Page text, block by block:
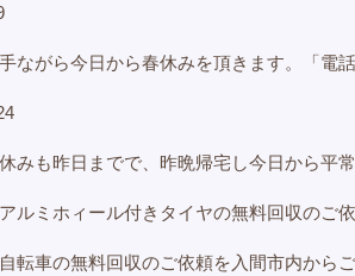
ながら今日から春休みを頂きます。「電
みも昨日までで、昨晩帰宅し今日から平
ルミホィール付きタイヤの無料回収のご
転車の無料回収のご依頼を入間市内からご